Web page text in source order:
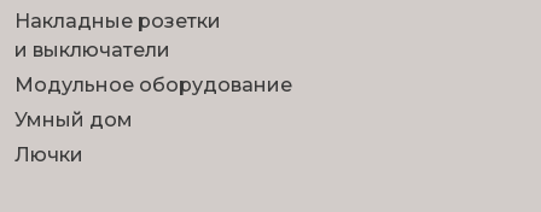
Накладные розетки
и выключатели
Модульное оборудование
Умный дом
Лючки